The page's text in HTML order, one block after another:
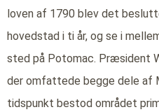
loven af 1790 blev det
hovedstad i ti år, og se i
sted på Potomac. Præsident
der omfattede begge dele af
tidspunkt bestod området